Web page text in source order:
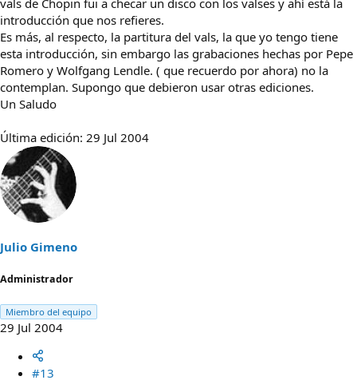
vals de Chopin fui a checar un disco con los valses y ahí está la
introducción que nos refieres.
Es más, al respecto, la partitura del vals, la que yo tengo tiene
esta introducción, sin embargo las grabaciones hechas por Pepe
Romero y Wolfgang Lendle. ( que recuerdo por ahora) no la
contemplan. Supongo que debieron usar otras ediciones.
Un Saludo
Última edición: 29 Jul 2004
Julio Gimeno
Administrador
Miembro del equipo
29 Jul 2004
#13